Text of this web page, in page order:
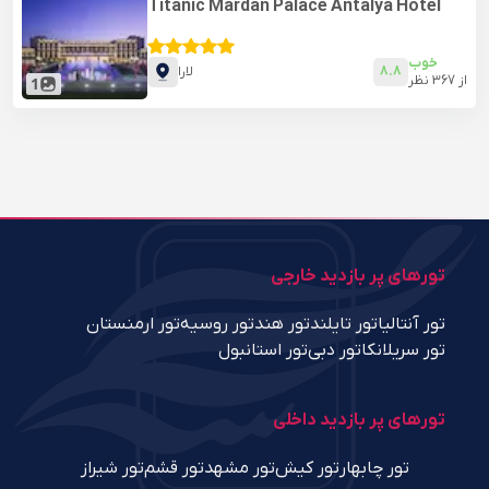
1
Titanic Mardan Palace Antalya Hotel
لارا 8.8 خوب
از 367 نظر
تورهای پر بازدید خارجی
تور آنتالیاتور تایلندتور هندتور روسیهتور ارمنستان
تور سریلانکاتور دبیتور استانبول
تورهای پر بازدید داخلی
تور چابهار تور کیشتور مشهدتور قشمتور شیراز